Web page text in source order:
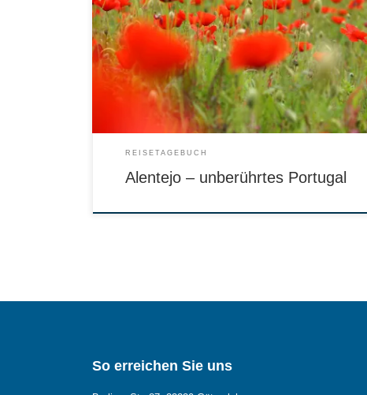
Reise durch das unberührte Alentejo.
REISETAGEBUCH
Alentejo – unberührtes Portugal
So erreichen Sie uns